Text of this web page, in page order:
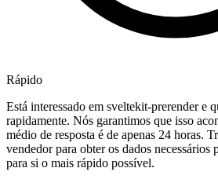
Rápido
Está interessado em sveltekit-prerender e
rapidamente. Nós garantimos que isso
médio de resposta é de apenas 24 horas.
vendedor para obter os dados
para si o mais rápido possível.